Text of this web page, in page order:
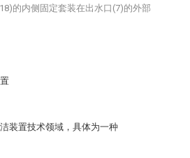
装置技术领域，具体为一种
的内侧固定套装在出水口(7)的外部